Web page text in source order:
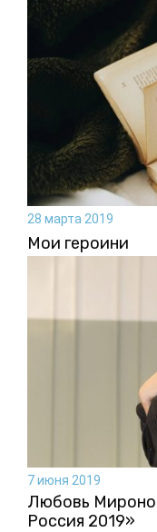
28 марта 2019
Мои героини
7 июня 2019
Любовь
Россия 2019»